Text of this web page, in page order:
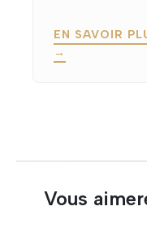
EN SAVOIR
→
Vous